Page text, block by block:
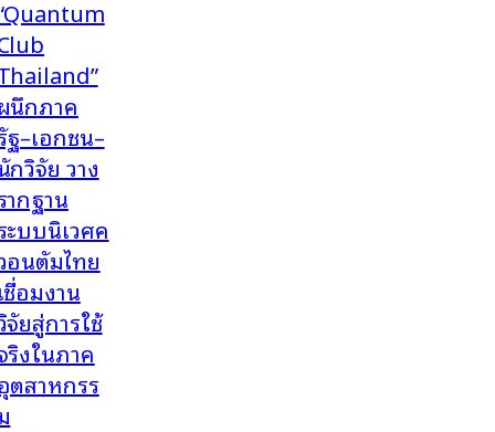
นึกภาค
ฐ–เอกชน–
กวิจัย วาง
ากฐาน
ะบบนิเวศค
อนตัมไทย
ชื่อมงาน
จัยสู่การใช้
ริงในภาค
ตสาหกรร